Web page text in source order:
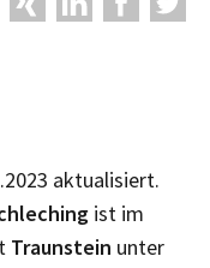
aktualisiert.
ist im
Traunstein unter